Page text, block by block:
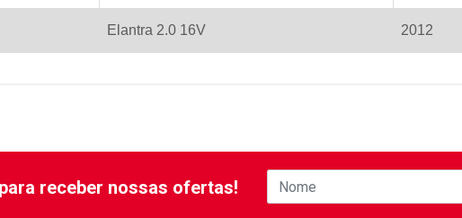
Elantra 2.0 16V 2012
receber nossas ofertas!